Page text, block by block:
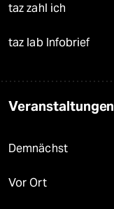
taz zahl ich
taz lab Infobrief
Veranstaltungen
Demnächst
Vor Ort